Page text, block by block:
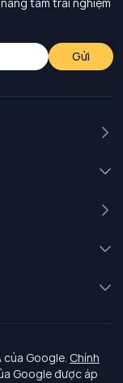
tầm trải nghiệm
Gửi
của Google. Chính
Google được áp